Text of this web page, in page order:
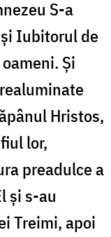
S-a
Iubitorul de
Și
Hristos,
lor,
preadulce a
și s-au
Treimi, apoi